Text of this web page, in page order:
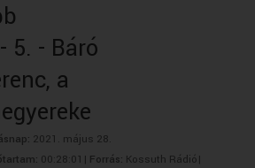
5. - Báró
a
2021. május 28.
00:28:01| Forrás: Kossuth Rádió|